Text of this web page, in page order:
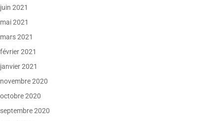
juin 2021
mai 2021
mars 2021
février 2021
janvier 2021
novembre 2020
octobre 2020
septembre 2020